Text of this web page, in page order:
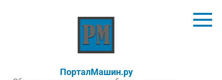
ПорталМашин.ру